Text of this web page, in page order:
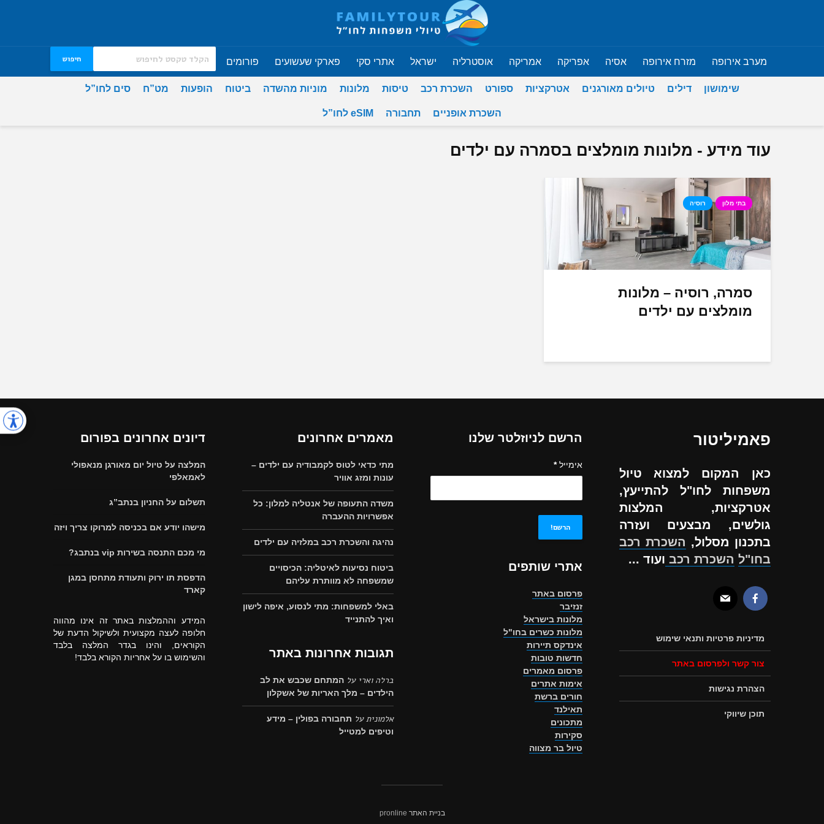
מערב אירופה מזרח אירופה אסיה אפריקה אמריקה אוסטרליה ישראל אתרי סקי פארקי שעשועים פורומים חיפוש
שימושון דילים טיולים מאורגנים אטרקציות ספורט השכרת רכב טיסות מלונות מוניות מהשדה ביטוח הופעות מט”ח סים לחו”ל
השכרת אופניים תחבורה eSIM לחו”ל
עוד מידע - מלונות מומלצים בסמרה עם ילדים
בתי מלון רוסיה
סמרה, רוסיה – מלונות
מומלצים עם ילדים
פאמיליטור
כאן המקום למצוא טיול
משפחות לחו"ל להתייעץ,
אטרקציות, המלצות
גולשים, מבצעים ועזרה
בתכנון מסלול, השכרת רכב
בחו"ל השכרת רכב ועוד ...
מדיניות פרטיות ותנאי שימוש
צור קשר ולפרסום באתר
הצהרת נגישות
תוכן שיווקי
הרשם לניוזלטר שלנו
אימייל*
אתרי שותפים
פרסום באתר
זנזיבר
מלונות בישראל
מלונות כשרים בחו"ל
אינדקס תיירות
חדשות טובות
פרסום מאמרים
אימות אתרים
חורים ברשת
תאילנד
מתכונים
סקירות
טיול בר מצווה
מאמרים אחרונים
מתי כדאי לטוס לקמבודיה עם ילדים –
עונות ומזג אוויר
משדה התעופה של אנטליה למלון: כל
אפשרויות ההעברה
נהיגה והשכרת רכב במלזיה עם ילדים
ביטוח נסיעות לאיטליה: הכיסויים
שמשפחה לא מוותרת עליהם
באלי למשפחות: מתי לנסוע, איפה לישון
ואיך להתנייד
תגובות אחרונות באתר
ברלה וארי על המתחם שכבש את לב
הילדים – מלך האריות של אשקלון
אלמוניתעל תחבורה בפולין – מידע
וטיפים למטייל
דיונים אחרונים בפורום
המלצה על טיול יום מאורגן מנאפולי
לאמאלפי
תשלום על החניון בנתב”ג
מישהו יודע אם בכניסה למרוקו צריך ויזה
מי מכם התנסה בשירות vip בנתבג?
הדפסת תו ירוק ותעודת מתחסן במגן
קארד
המידע וההמלצות באתר זה אינו מהווה
חלופה לעצה מקצועית ולשיקול הדעת של
הקוראים, והינו בגדר המלצה בלבד
והשימוש בו על אחריות הקורא בלבד!
בניית האתר pronline